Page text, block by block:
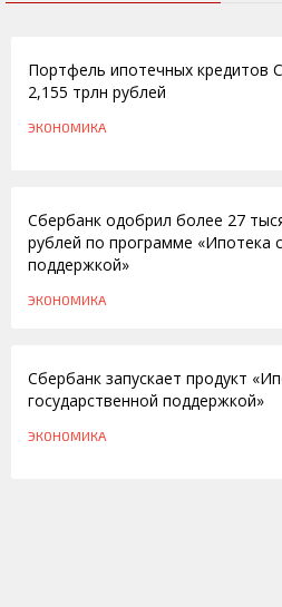
Портфель ипотечных кредитов
2,155 трлн рублей
ЭКОНОМИКА
Сбербанк одобрил более 27
рублей по программе «Ипотека
поддержкой»
ЭКОНОМИКА
Сбербанк запускает продукт
государственной поддержкой»
ЭКОНОМИКА